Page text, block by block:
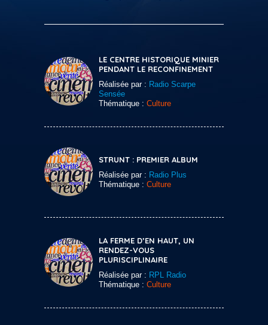
LE CENTRE HISTORIQUE MINIER
PENDANT LE RECONFINEMENT
Réalisée par : Radio Scarpe
Sensée
Thématique : Culture
STRUNT : PREMIER ALBUM
Réalisée par : Radio Plus
Thématique : Culture
LA FERME D’EN HAUT, UN
RENDEZ-VOUS
PLURISCIPLINAIRE
Réalisée par : RPL Radio
Thématique : Culture